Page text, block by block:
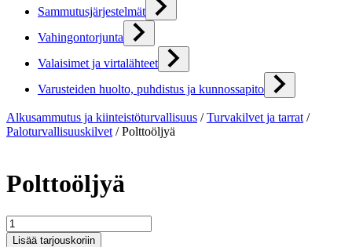
Sammutusjärjestelmät
Vahingontorjunta
Valaisimet ja virtalähteet
Varusteiden huolto, puhdistus ja kunnossapito
Alkusammutus ja kiinteistöturvallisuus /Turvakilvet ja tarrat /
Paloturvallisuuskilvet /Polttoöljyä
Polttoöljyä
Polttoöljyä
määrä
Lisää tarjouskoriin